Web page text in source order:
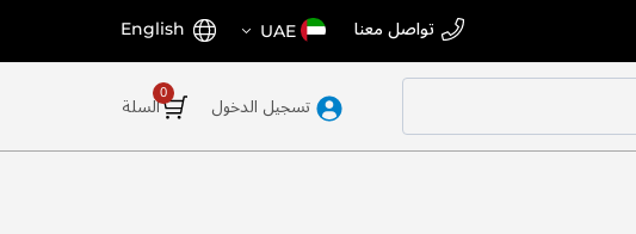
تواصل معنا اختر
المتجر
UAE اللغة English
السلة تسجيل الدخول